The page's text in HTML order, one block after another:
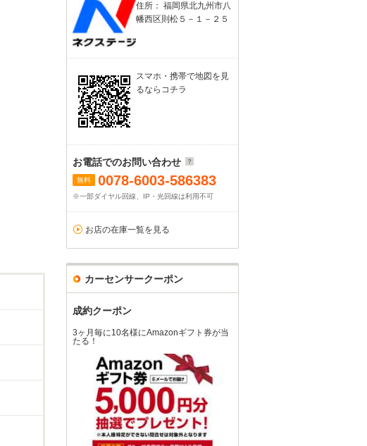
住所： 福岡県北九州市八
幡西区則松５－１－２５
スマホ・携帯で地図を見
るならコチラ
お電話でのお問い合わせ
無料 0078-6003-586383
※一部ダイヤル回線、IP・光回線は利用不可
お店の在庫一覧を見る
カーセンサークーポン
成約クーポン
3ヶ月毎に10名様にAmazonギフト券が当
たる！